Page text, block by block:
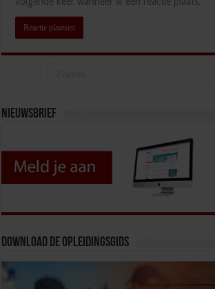
Nieuwsbrief
Download de opleidingsgids